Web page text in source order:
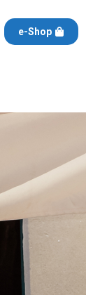
e-Shop